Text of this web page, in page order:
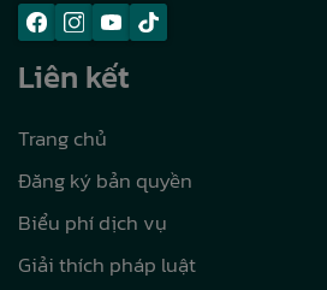
Liên kết
Trang chủ
Đăng ký bản quyền
Biểu phí dịch vụ
Giải thích pháp luật